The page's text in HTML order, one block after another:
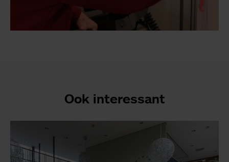
Ook interessant